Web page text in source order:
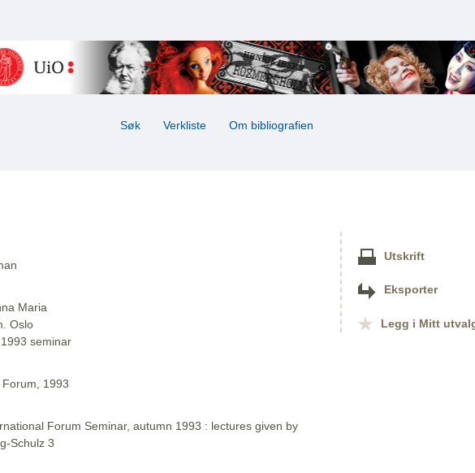
Søk Verkliste Om bibliografien
Maria
Oslo
seminar
1993
Forum Seminar, autumn 1993 : lectures given by
Schulz 3
Utskrift
Eksporter
Legg i Mitt